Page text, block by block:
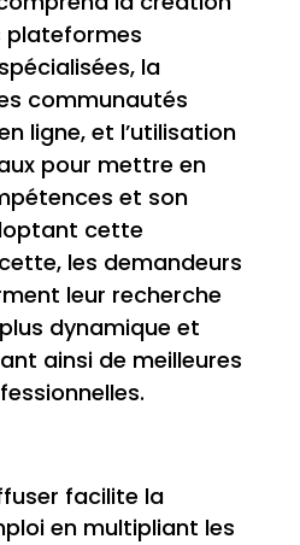
plateformes
la
communautés
ligne, et l’utilisation
pour mettre en
et son
cette
les demandeurs
leur recherche
dynamique et
ainsi de meilleures
facilite la
en multipliant les